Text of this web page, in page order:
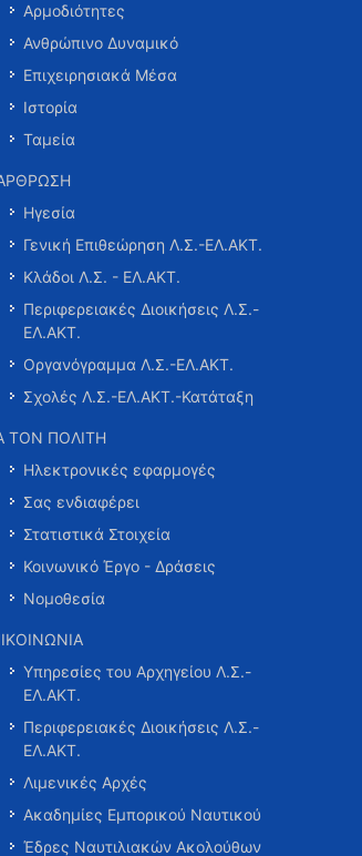
Αρμοδιότητες
Ανθρώπινο Δυναμικό
Επιχειρησιακά Μέσα
Ιστορία
Ταμεία
Ηγεσία
Γενική Επιθεώρηση Λ.Σ.-ΕΛ.ΑΚΤ.
Κλάδοι Λ.Σ. - ΕΛ.ΑΚΤ.
Περιφερειακές Διοικήσεις Λ.Σ.-
ΕΛ.ΑΚΤ.
Οργανόγραμμα Λ.Σ.-ΕΛ.ΑΚΤ.
Σχολές Λ.Σ.-ΕΛ.ΑΚΤ.-Κατάταξη
ΤΟΝ ΠΟΛΙΤΗ
Ηλεκτρονικές εφαρμογές
Σας ενδιαφέρει
Στατιστικά Στοιχεία
Κοινωνικό Έργο - Δράσεις
Νομοθεσία
Υπηρεσίες του Αρχηγείου Λ.Σ.-
ΕΛ.ΑΚΤ.
Περιφερειακές Διοικήσεις Λ.Σ.-
ΕΛ.ΑΚΤ.
Λιμενικές Αρχές
Ακαδημίες Εμπορικού Ναυτικού
Έδρες Ναυτιλιακών Ακολούθων